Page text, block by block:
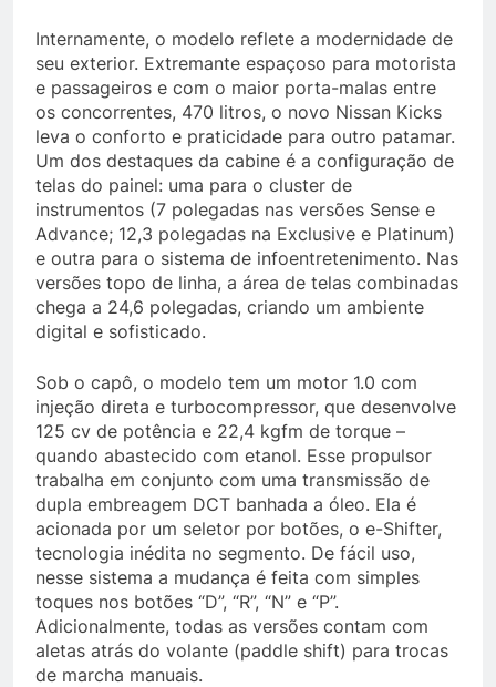
Internamente, o modelo reflete a modernidade de
seu exterior. Extremante espaçoso para motorista
e passageiros e com o maior porta-malas entre
os concorrentes, 470 litros, o novo Nissan Kicks
leva o conforto e praticidade para outro patamar.
Um dos destaques da cabine é a configuração de
telas do painel: uma para o cluster de
instrumentos (7 polegadas nas versões Sense e
Advance; 12,3 polegadas na Exclusive e Platinum)
e outra para o sistema de infoentretenimento. Nas
versões topo de linha, a área de telas combinadas
chega a 24,6 polegadas, criando um ambiente
digital e sofisticado.
Sob o capô, o modelo tem um motor 1.0 com
injeção direta e turbocompressor, que desenvolve
125 cv de potência e 22,4 kgfm de torque –
quando abastecido com etanol. Esse propulsor
trabalha em conjunto com uma transmissão de
dupla embreagem DCT banhada a óleo. Ela é
acionada por um seletor por botões, o e-Shifter,
tecnologia inédita no segmento. De fácil uso,
nesse sistema a mudança é feita com simples
toques nos botões “D”, “R”, “N” e “P”.
Adicionalmente, todas as versões contam com
aletas atrás do volante (paddle shift) para trocas
de marcha manuais.